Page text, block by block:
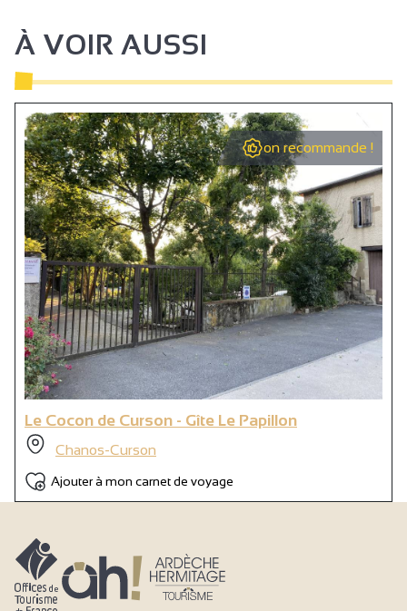
À VOIR AUSSI
on recommande !
Le Cocon de Curson - Gîte Le Papillon
Chanos-Curson
Ajouter à mon carnet de voyage